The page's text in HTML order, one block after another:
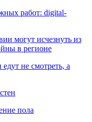
работ: digital-
могут исчезнуть из
в регионе
не смотреть, а
пола